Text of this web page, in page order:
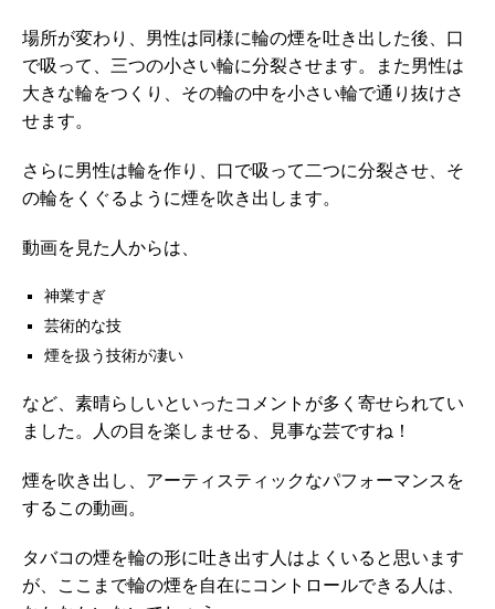
場所が変わり、男性は同様に輪の煙を吐き出した後、口
で吸って、三つの小さい輪に分裂させます。また男性は
大きな輪をつくり、その輪の中を小さい輪で通り抜けさ
せます。
さらに男性は輪を作り、口で吸って二つに分裂させ、そ
の輪をくぐるように煙を吹き出します。
動画を見た人からは、
神業すぎ
芸術的な技
煙を扱う技術が凄い
など、素晴らしいといったコメントが多く寄せられてい
ました。人の目を楽しませる、見事な芸ですね！
煙を吹き出し、アーティスティックなパフォーマンスを
するこの動画。
タバコの煙を輪の形に吐き出す人はよくいると思います
が、ここまで輪の煙を自在にコントロールできる人は、